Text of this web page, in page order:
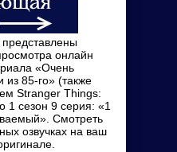
онлайн
«Очень
из 85-го» (также
Stranger Things:
1 сезон 9 серия: «1
Смотреть
озвучках на ваш